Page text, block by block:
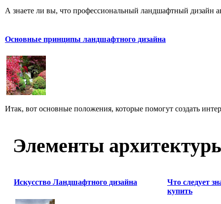
А знаете ли вы, что профессиональный ландшафтный дизайн
Основные принципы ландшафтного дизайна
Итак, вот основные положения, которые помогут создать
Элементы
Искусство Ландшафтного дизайна
Что следует
купить